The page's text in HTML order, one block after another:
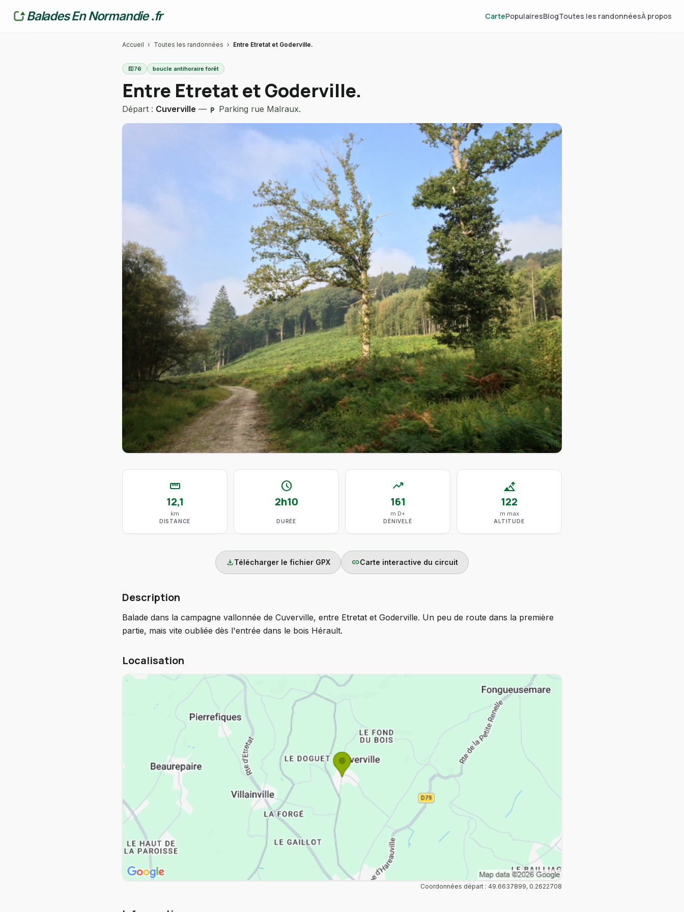
Balades En Normandie .fr CartePopulairesBlogToutes les randonnéesÀ propos
Accueil › Toutes les randonnées › Entre Etretat et Goderville.
map76 boucle antihoraire forêt
Entre Etretat et Goderville.
Départ : Cuverville — local_parking Parking rue Malraux.
straighten
12,1
km
DISTANCE
schedule
2h10
DURÉE
trending_up
161
m D+
DÉNIVELÉ
altitude
122
m max
ALTITUDE
downloadTélécharger le fichier GPX linkCarte interactive du circuit
Description
Balade dans la campagne vallonnée de Cuverville, entre Etretat et Goderville. Un peu de route dans la première
partie, mais vite oubliée dès l'entrée dans le bois Hérault.
Localisation
Coordonnées départ : 49.6637899, 0.2622708